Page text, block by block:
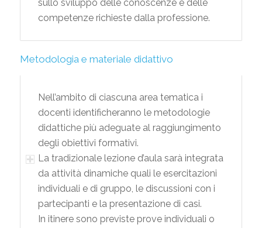
sullo sviluppo delle conoscenze e delle
competenze richieste dalla professione.
Metodologia e materiale didattivo
Nell’ambito di ciascuna area tematica i
docenti identificheranno le metodologie
didattiche più adeguate al raggiungimento
degli obiettivi formativi.
La tradizionale lezione d’aula sarà integrata
da attività dinamiche quali le esercitazioni
individuali e di gruppo, le discussioni con i
partecipanti e la presentazione di casi.
In itinere sono previste prove individuali o